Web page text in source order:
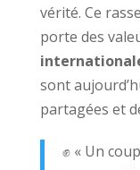
vérité. Ce
porte des
sont
partagées et
✊ « Un